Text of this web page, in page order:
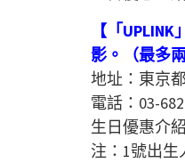
【「UPLINK」
影。（最多
地址：東京
電話：03-
生日優惠介
注：1號出